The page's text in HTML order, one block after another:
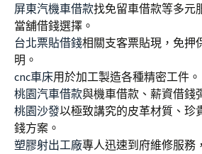
屏東汽機車借款找免留車借款等多元
當舖借錢選擇。
台北票貼借錢相關支客票貼現，免押
明。
cnc車床用於加工製造各種精密工件。
桃園汽車借款與機車借款、薪資借錢
桃園沙發以極致講究的皮革材質、珍
錢方案。
塑膠射出工廠專人迅速到府維修服務